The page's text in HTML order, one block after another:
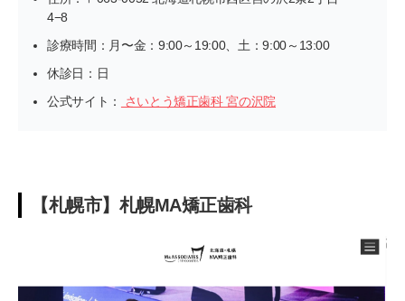
4−8
診療時間：月〜金：9:00～19:00、土：9:00～13:00
休診日：日
公式サイト：
さいとう矯正歯科 宮の沢院
【札幌市】札幌MA矯正歯科